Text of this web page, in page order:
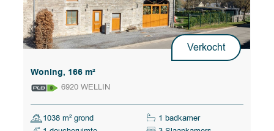
Verkocht
Woning, 166 m²
6920 WELLIN
1038 m² grond
1 badkamer